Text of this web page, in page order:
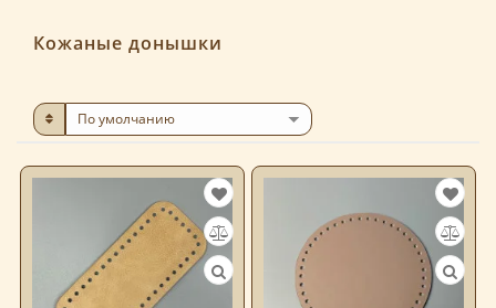
Кожаные донышки